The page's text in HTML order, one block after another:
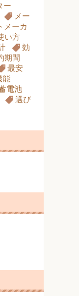
ー
メー
メーカ
い方
効
期間
最安
能
電池
選び